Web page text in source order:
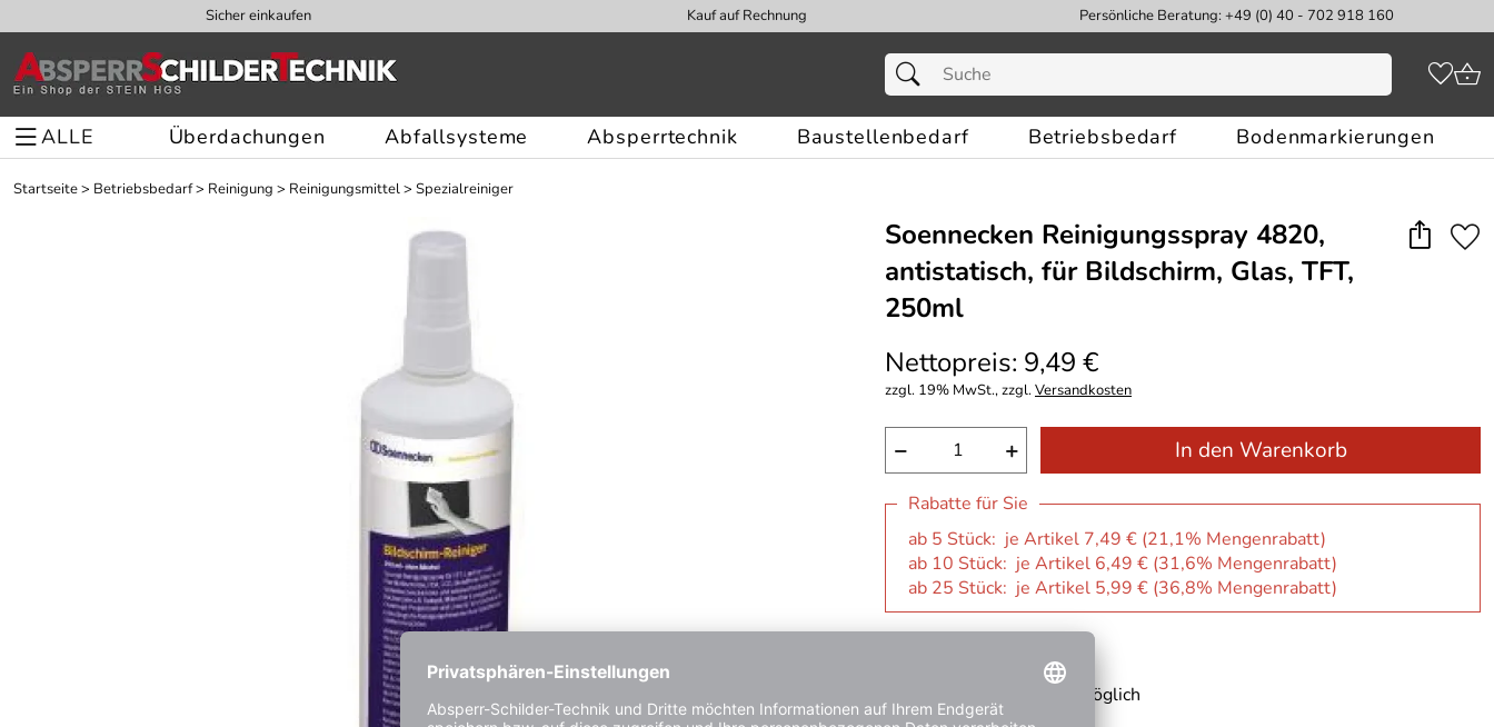
Sicher einkaufen Kauf auf Rechnung Persönliche Beratung: +49 (0) 40 - 702 918 160
ALLE Überdachungen Abfallsysteme Absperrtechnik Baustellenbedarf Betriebsbedarf Bodenmarkierungen
Startseite> Betriebsbedarf> Reinigung > Reinigungsmittel> Spezialreiniger
Soennecken Reinigungsspray 4820,
antistatisch, für Bildschirm, Glas, TFT,
250ml
Nettopreis: 9,49 €
zzgl. 19% MwSt., zzgl.Versandkosten
− + In den Warenkorb
Rabatte für Sie
ab 5 Stück: je Artikel 7,49 € (21,1% Mengenrabatt)
ab 10 Stück: je Artikel 6,49 € (31,6% Mengenrabatt)
ab 25 Stück: je Artikel 5,99 € (36,8% Mengenrabatt)
Kauf auf Rechnung möglich